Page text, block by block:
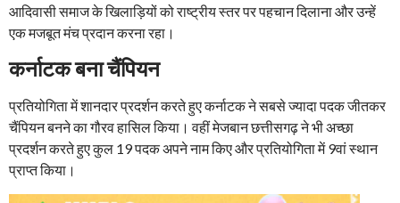
आदिवासी समाज के खिलाड़ियों को राष्ट्रीय स्तर पर पहचान दिलाना और उन्हें
एक मजबूत मंच प्रदान करना रहा।
कर्नाटक बना चैंपियन
प्रतियोगिता में शानदार प्रदर्शन करते हुए कर्नाटक ने सबसे ज्यादा पदक जीतकर
चैंपियन बनने का गौरव हासिल किया। वहीं मेजबान छत्तीसगढ़ ने भी अच्छा
प्रदर्शन करते हुए कुल 19 पदक अपने नाम किए और प्रतियोगिता में 9वां स्थान
प्राप्त किया।